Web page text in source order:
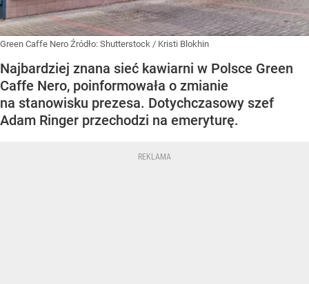
Green Caffe Nero Źródło: Shutterstock / Kristi Blokhin
Najbardziej znana sieć kawiarni w Polsce Green
Caffe Nero, poinformowała o zmianie
na stanowisku prezesa. Dotychczasowy szef
Adam Ringer przechodzi na emeryturę.